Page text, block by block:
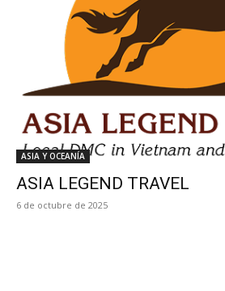
ASIA Y OCEANÍA
ASIA LEGEND TRAVEL
6 de octubre de 2025